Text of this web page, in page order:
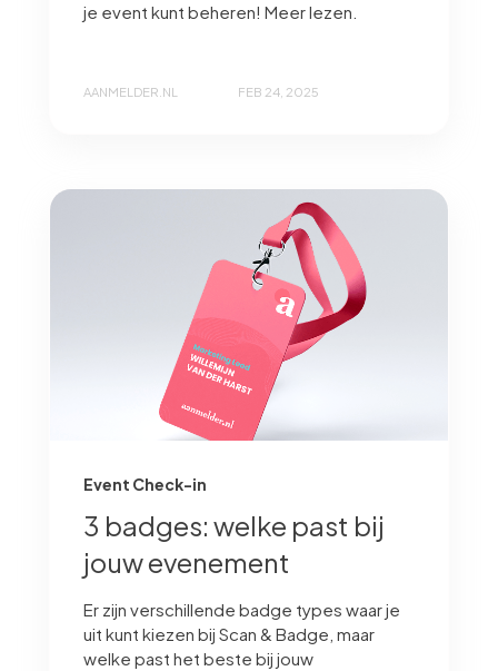
je event kunt beheren! Meer lezen.
AANMELDER.NL FEB 24, 2025
Event Check-in
3 badges: welke past bij
jouw evenement
Er zijn verschillende badge types waar je
uit kunt kiezen bij Scan & Badge, maar
welke past het beste bij jouw